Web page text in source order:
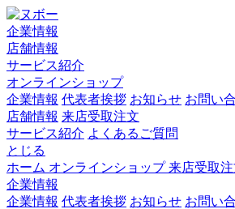
企業情報
店舗情報
サービス紹介
オンラインショップ
企業情報 代表者挨拶 お知らせ お問い
店舗情報 来店受取注文
サービス紹介 よくあるご質問
とじる
ホーム オンラインショップ来店受取注
企業情報
企業情報 代表者挨拶 お知らせ お問い